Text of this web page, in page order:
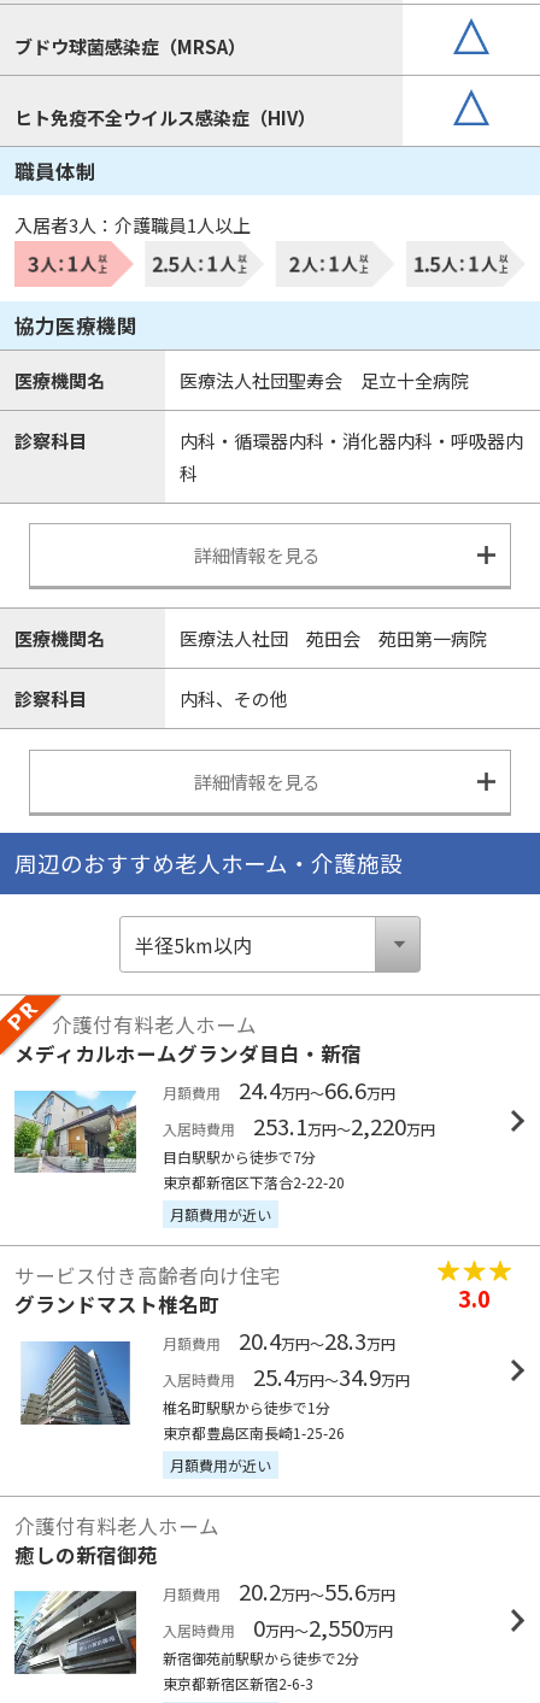
ブドウ球菌感染症（MRSA）
ヒト免疫不全ウイルス感染症（HIV）
職員体制
入居者3人：介護職員1人以上
協力医療機関
医療機関名 医療法人社団聖寿会 足立十全病院
診察科目
内科・循環器内科・消化器内科・呼吸器内
科
詳細情報を見る
医療機関名 医療法人社団 苑田会 苑田第一病院
診察科目 内科、その他
詳細情報を見る
周辺のおすすめ老人ホーム・介護施設
介護付有料老人ホーム
メディカルホームグランダ目白・新宿
月額費用 24.4万円～66.6万円
入居時費用
253.1万円～2,220万円
目白駅駅から徒歩で7分
東京都新宿区下落合2-22-20
月額費用が近い
サービス付き高齢者向け住宅
グランドマスト椎名町
3.0
月額費用 20.4万円～28.3万円
入居時費用
25.4万円～34.9万円
椎名町駅駅から徒歩で1分
東京都豊島区南長崎1-25-26
月額費用が近い
介護付有料老人ホーム
癒しの新宿御苑
月額費用 20.2万円～55.6万円
入居時費用
0万円～2,550万円
新宿御苑前駅駅から徒歩で2分
東京都新宿区新宿2-6-3